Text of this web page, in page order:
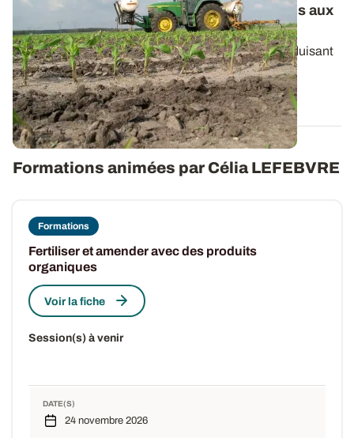
Maïs : adapter les prochaines interventions aux
prévisions météo
Les maïs ont été semés entre mi-avril et mi-mai, induisant
des situations variées sur le...
22 MAI 2025
Formations animées par Célia LEFEBVRE
Formations
Fertiliser et amender avec des produits
organiques
Voir la fiche
Session(s) à venir
DATE(S)
24 novembre 2026